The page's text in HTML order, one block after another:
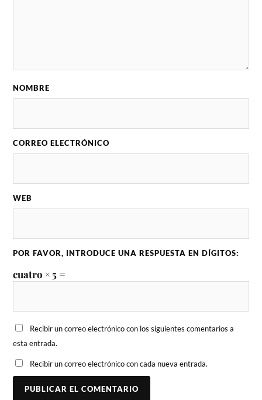
NOMBRE
CORREO ELECTRÓNICO
WEB
POR FAVOR, INTRODUCE UNA RESPUESTA EN DÍGITOS:
cuatro × 5 =
Recibir un correo electrónico con los siguientes comentarios a
esta entrada.
Recibir un correo electrónico con cada nueva entrada.